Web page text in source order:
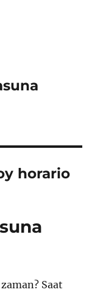
horario